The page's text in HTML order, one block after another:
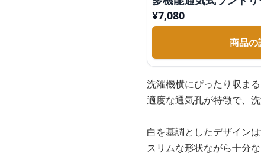
¥7,080
商品の
洗濯機横にぴったり収ま
適度な通気孔が特徴で、
白を基調としたデザイン
スリムな形状ながら十分